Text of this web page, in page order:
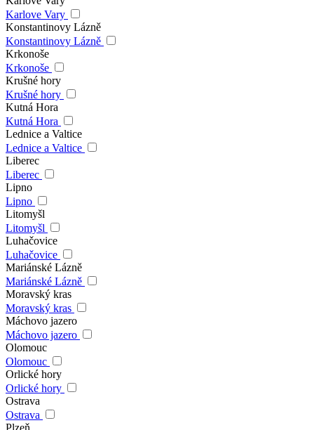
Karlove Vary
Konstantinovy Lázně
Konstantinovy Lázně
Krkonoše
Krkonoše
Krušné hory
Krušné hory
Kutná Hora
Kutná Hora
Lednice a Valtice
Lednice a Valtice
Liberec
Liberec
Lipno
Lipno
Litomyšl
Litomyšl
Luhačovice
Luhačovice
Mariánské Lázně
Mariánské Lázně
Moravský kras
Moravský kras
Máchovo jazero
Máchovo jazero
Olomouc
Olomouc
Orlické hory
Orlické hory
Ostrava
Ostrava